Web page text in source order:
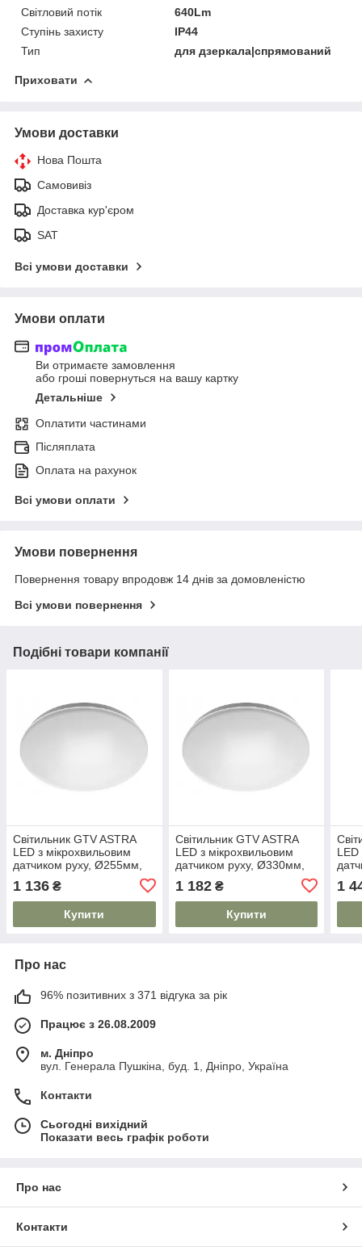
Світловий потік
640Lm
Ступінь захисту
IP44
Тип
для дзеркала|спрямований
Приховати
Умови доставки
Нова Пошта
Самовивіз
Доставка кур'єром
SAT
Всі умови доставки
Умови оплати
Ви отримаєте замовлення
або гроші повернуться на вашу картку
Детальніше
Оплатити частинами
Післяплата
Оплата на рахунок
Всі умови оплати
Умови повернення
Повернення товару впродовж 14 днів за домовленістю
Всі умови повернення
Подібні товари компанії
Світильник GTV ASTRA
LED з мікрохвильовим
датчиком руху, Ø255мм,
AC220-240В, 50/60Гц,
PF>0,5, IP54
1 136 ₴
Купити
Світильник GTV ASTRA
LED з мікрохвильовим
датчиком руху, Ø330мм,
AC220-240В, 50/60Гц,
PF>0,5, IP54
1 182₴
Купити
LED
1
Про нас
96% позитивних з 371 відгука за рік
Працює з 26.08.2009
м. Дніпро
вул. Генерала Пушкіна, буд. 1, Дніпро, Україна
Контакти
Сьогодні вихідний
Показати весь графік роботи
Про нас
Контакти